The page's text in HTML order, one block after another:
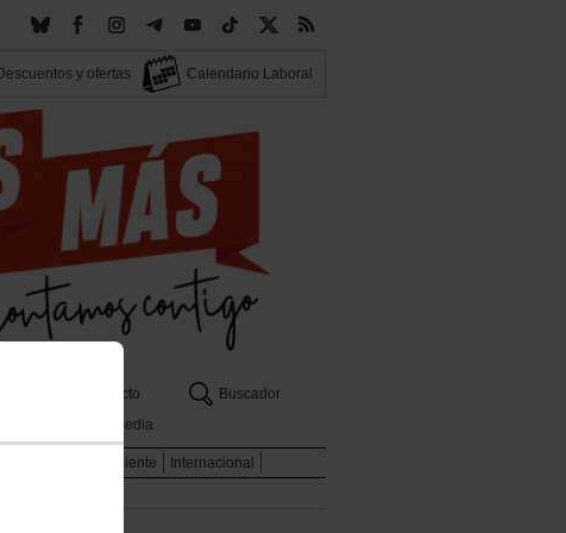
y ofertas Calendario Laboral
Contacto
Buscador
Multimedia
Medio Ambiente
Internacional